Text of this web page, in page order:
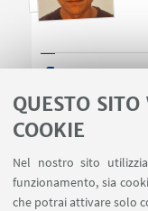
QUESTO
COOKIE
Nel nostro sito
funzionamento, sia
che potrai attivare solo
Machine
Processing